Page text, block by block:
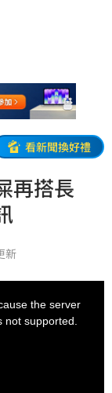
看新聞換好禮
再搭長
新
the server
not supported.